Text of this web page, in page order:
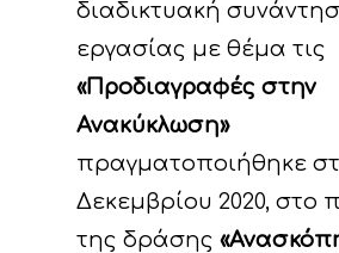
διαδικτυακή
εργασίας με θέμα τις
«Προδιαγραφές στην
Ανακύκλωση»
πραγματοποιήθηκε
Δεκεμβρίου 2020, στο
της δράσης